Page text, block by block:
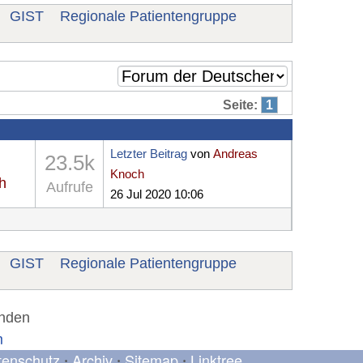
GIST Regionale Patientengruppe
Seite: 1
23.5k
Aufrufe
Letzter Beitrag von Andreas
Knoch
26 Jul 2020 10:06
GIST Regionale Patientengruppe